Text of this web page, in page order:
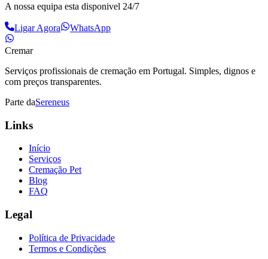
A nossa equipa esta disponivel 24/7
Ligar Agora WhatsApp
Cremar
Serviços profissionais de cremação em Portugal. Simples, dignos e
com preços transparentes.
Parte daSereneus
Links
Início
Serviços
Cremação Pet
Blog
FAQ
Legal
Política de Privacidade
Termos e Condições